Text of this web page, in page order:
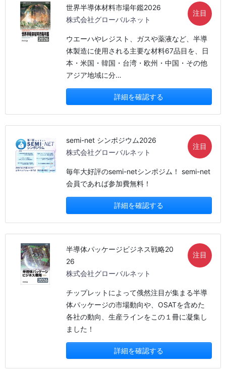
世界半導体材料市場年鑑2026
株式会社グローバルネット
注目
ウエーハやレジスト、ガスや薬液など、半導
体製造に使用される主要な材料67品目を、日
本・米国・韓国・台湾・欧州・中国・その他
アジア地域に分…
詳細を確認する
semi-net シンポジウム2026
株式会社グローバルネット
注目
毎年大好評のsemi-netシンポジム！ semi-net
会員であれば参加費無料！
詳細を確認する
半導体パッケージビジネス戦略20
26
株式会社グローバルネット
注目
チップレットによって俄然注目が集まる半導
体パッケージの市場動向や、OSATを含めた
各社の動向、生産ラインをこの１冊に凝集し
ました！
詳細を確認する